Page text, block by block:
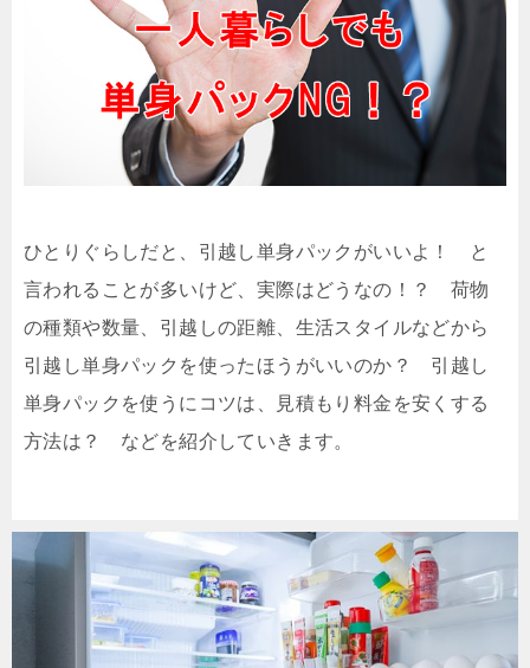
ひとりぐらしだと、引越し単身パックがいいよ！ と
言われることが多いけど、実際はどうなの！？ 荷物
の種類や数量、引越しの距離、生活スタイルなどから
引越し単身パックを使ったほうがいいのか？ 引越し
単身パックを使うにコツは、見積もり料金を安くする
方法は？ などを紹介していきます。